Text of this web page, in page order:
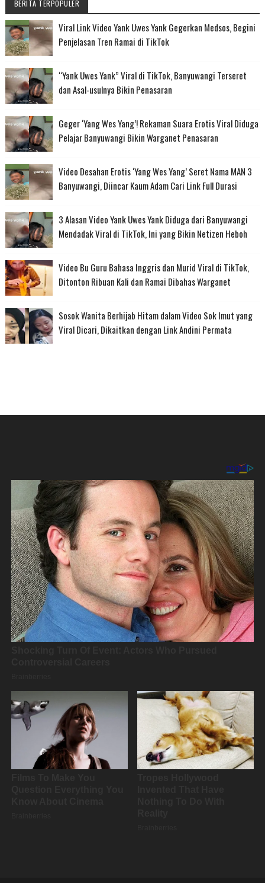
BERITA TERPOPULER
Viral Link Video Yank Uwes Yank Gegerkan Medsos, Begini
Penjelasan Tren Ramai di TikTok
“Yank Uwes Yank” Viral di TikTok, Banyuwangi Terseret
dan Asal-usulnya Bikin Penasaran
Geger ‘Yang Wes Yang’! Rekaman Suara Erotis Viral Diduga
Pelajar Banyuwangi Bikin Warganet Penasaran
Video Desahan Erotis ‘Yang Wes Yang’ Seret Nama MAN 3
Banyuwangi, Diincar Kaum Adam Cari Link Full Durasi
3 Alasan Video Yank Uwes Yank Diduga dari Banyuwangi
Mendadak Viral di TikTok, Ini yang Bikin Netizen Heboh
Video Bu Guru Bahasa Inggris dan Murid Viral di TikTok,
Ditonton Ribuan Kali dan Ramai Dibahas Warganet
Sosok Wanita Berhijab Hitam dalam Video Sok Imut yang
Viral Dicari, Dikaitkan dengan Link Andini Permata